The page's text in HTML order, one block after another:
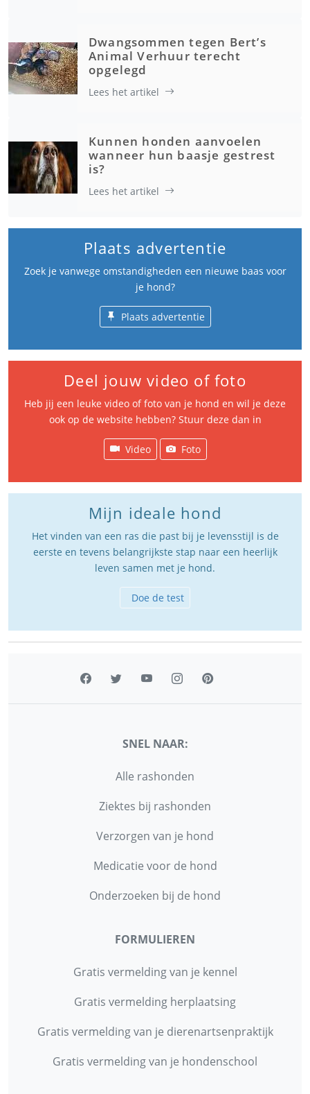
Dwangsommen tegen Bert’s
Animal Verhuur terecht
opgelegd
Lees het artikel
Kunnen honden aanvoelen
wanneer hun baasje gestrest
is?
Lees het artikel
Plaats advertentie
Zoek je vanwege omstandigheden een nieuwe baas voor
je hond?
Plaats advertentie
Deel jouw video of foto
Heb jij een leuke video of foto van je hond en wil je deze
ook op de website hebben? Stuur deze dan in
Video Foto
Mijn ideale hond
Het vinden van een ras die past bij je levensstijl is de
eerste en tevens belangrijkste stap naar een heerlijk
leven samen met je hond.
Doe de test
SNEL NAAR:
Alle rashonden
Ziektes bij rashonden
Verzorgen van je hond
Medicatie voor de hond
Onderzoeken bij de hond
FORMULIEREN
Gratis vermelding van je kennel
Gratis vermelding herplaatsing
Gratis vermelding van je dierenartsenpraktijk
Gratis vermelding van je hondenschool